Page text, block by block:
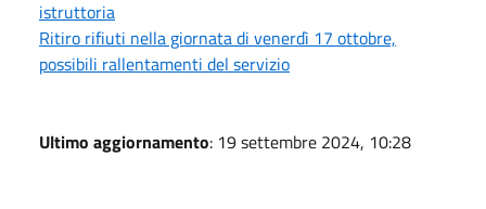
istruttoria
Ritiro rifiuti nella giornata di venerdì 17 ottobre,
possibili rallentamenti del servizio
Ultimo aggiornamento: 19 settembre 2024, 10:28